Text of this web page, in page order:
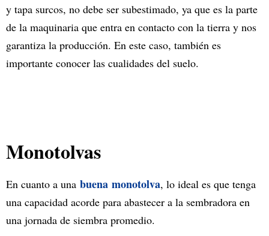
y tapa surcos, no debe ser subestimado, ya que es la parte
de la maquinaria que entra en contacto con la tierra y nos
garantiza la producción. En este caso, también es
importante conocer las cualidades del suelo.
Monotolvas
En cuanto a una buena monotolva, lo ideal es que tenga
una capacidad acorde para abastecer a la sembradora en
una jornada de siembra promedio.